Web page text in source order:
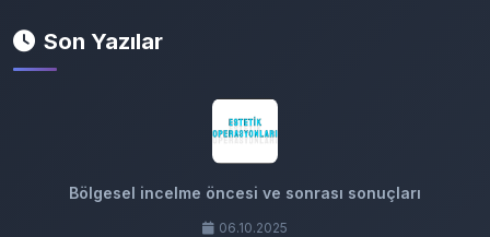
Son Yazılar
Bölgesel incelme öncesi ve sonrası sonuçları
06.10.2025